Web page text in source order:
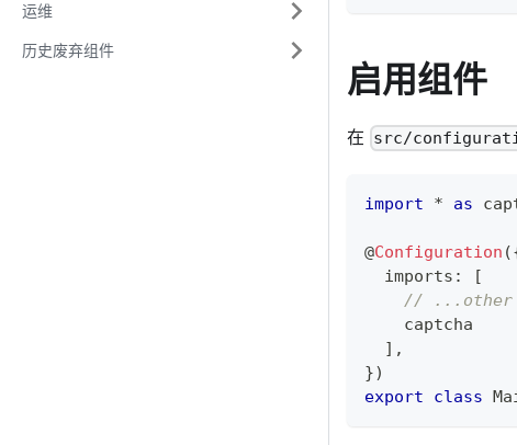
运维
历史废弃组件
启用组件
在 src/
import * as
@Configuration (
  imports
:
[
// ...other
    captcha
] ,
})
export
class